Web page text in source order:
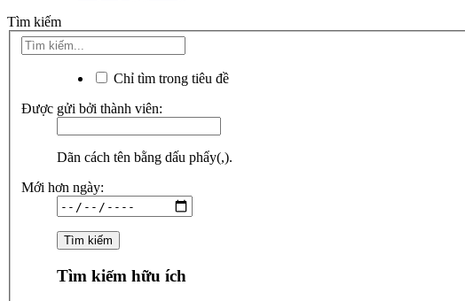
Tìm kiếm
Chỉ tìm trong tiêu đề
Được gửi bởi thành viên:
Dãn cách tên bằng dấu phẩy(,).
Mới hơn ngày:
Tìm kiếm hữu ích